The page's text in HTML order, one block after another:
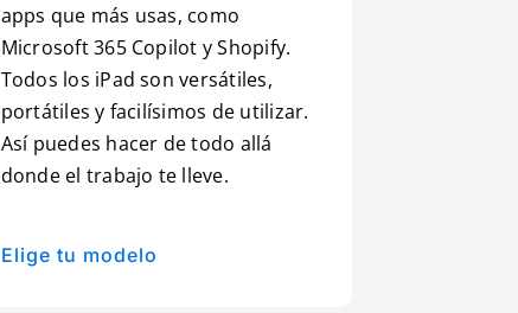
apps que más usas, como
Microsoft 365 Copilot y Shopify.
Todos los iPad son versátiles,
portátiles y facilísimos de utilizar.
Así puedes hacer de todo allá
donde el trabajo te lleve.
Elige tu modelo